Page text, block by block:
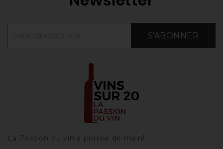
S'ABONNER
La Passion du vin à portée de main‎!